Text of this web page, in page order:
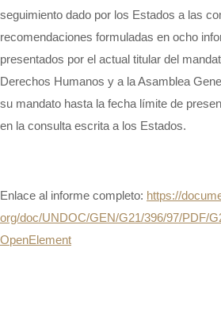
seguimiento dado por los Estados a las
recomendaciones formuladas en ocho
presentados por el actual titular del
Derechos Humanos y a la Asamblea
su mandato hasta la fecha límite de
en la consulta escrita a los Estados.
Enlace al informe completo: https://
org/doc/UNDOC/GEN/G21/396/97/PDF/
OpenElement